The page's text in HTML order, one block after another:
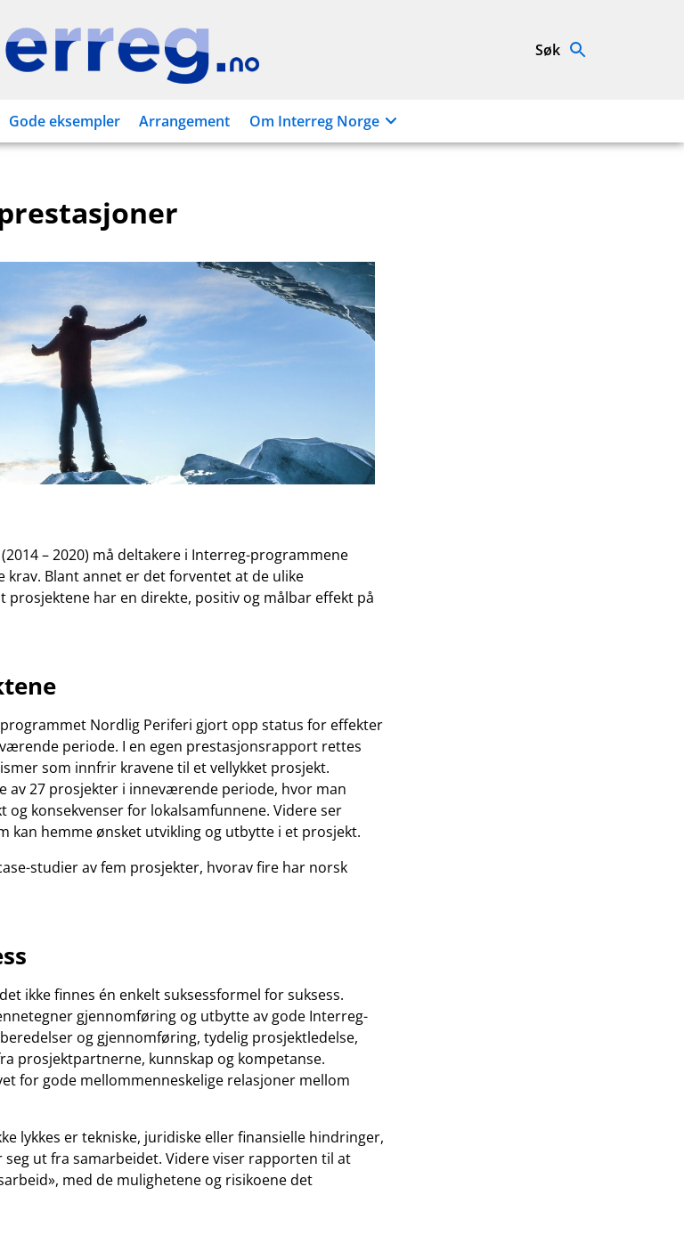
Interreg.no Søk
Gode eksempler Arrangement Om Interreg Norge
– 2020) må deltakere i Interreg-programmene
krav. Blant annet er det forventet at de ulike
prosjektene har en direkte, positiv og målbar effekt på
Nordlig Periferi gjort opp status for effekter
periode. I en egen prestasjonsrapport rettes
som innfrir kravene til et vellykket prosjekt.
av 27 prosjekter i inneværende periode, hvor man
konsekvenser for lokalsamfunnene. Videre ser
kan hemme ønsket utvikling og utbytte i et prosjekt.
studier av fem prosjekter, hvorav fire har norsk
ikke finnes én enkelt suksessformel for suksess.
gjennomføring og utbytte av gode Interreg-
og gjennomføring, tydelig prosjektledelse,
prosjektpartnerne, kunnskap og kompetanse.
for gode mellommenneskelige relasjoner mellom
lykkes er tekniske, juridiske eller finansielle hindringer,
ut fra samarbeidet. Videre viser rapporten til at
med de mulighetene og risikoene det